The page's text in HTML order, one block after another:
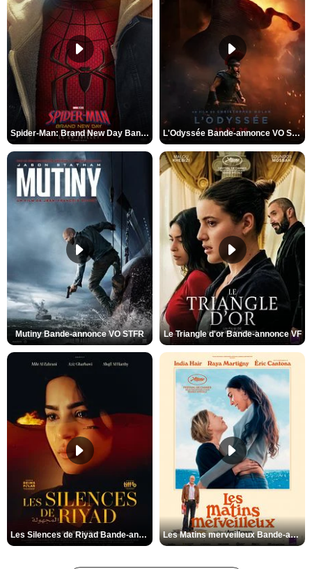
Spider-Man: Brand New Day Bande-annonce VO STFR L'Odyssée Bande-annonce VO STFR
Mutiny Bande-annonce VO STFR Le Triangle d'or Bande-annonce VF
Les Silences de Riyad Bande-annonce VO STFR Les Matins merveilleux Bande-annonce VF